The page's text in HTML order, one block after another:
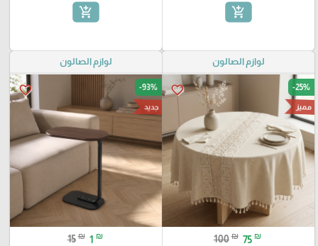
add_shopping_cart
add_shopping_cart
لوازم الصالون
favorite_border -25%
مميز
100 ₪ 75 ₪
لوازم الصالون
favorite_border -93%
جديد
15 ₪ 1 ₪